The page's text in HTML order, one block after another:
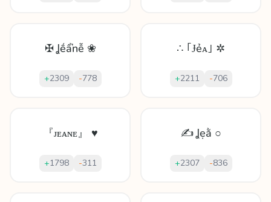
✠ Ʝḗẩŉễ ❀
+2309 -778
∴ ｢Ɉẻᴀ｣ ✲
+2211 -706
『ᴊᴇᴀɴᴇ』 ♥
+1798 -311
✍ Ʝẹằ ○
+2307 -836